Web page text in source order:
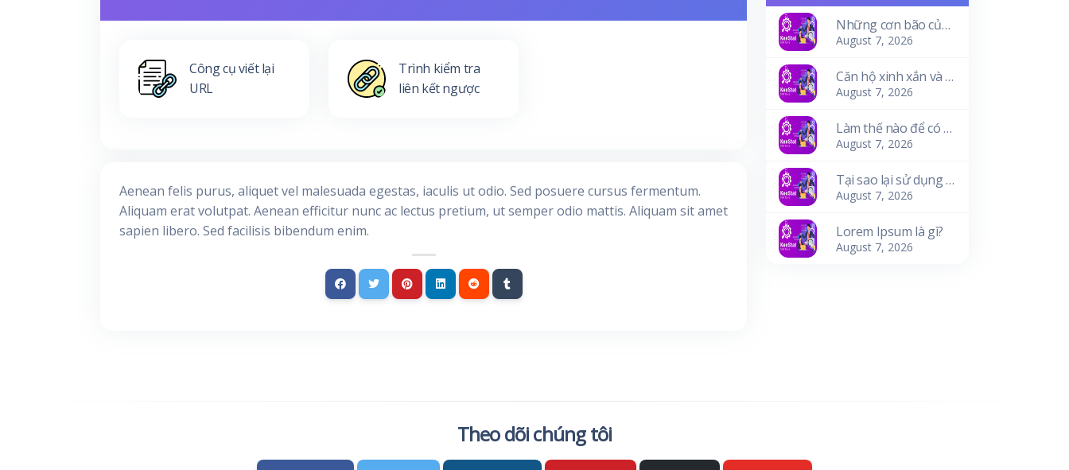
Công cụ viết lại
URL
Trình kiểm tra
liên kết ngược
Aenean felis purus, aliquet vel malesuada egestas, iaculis ut odio. Sed posuere cursus fermentum.
Aliquam erat volutpat. Aenean efficitur nunc ac lectus pretium, ut semper odio mattis. Aliquam sit amet
sapien libero. Sed facilisis bibendum enim.
Những cơn bão của sóng
August 7, 2026
Căn hộ xinh xắn và ấm cúng
August 7, 2026
Làm thế nào để có nó?
August 7, 2026
Tại sao lại sử dụng nó?
August 7, 2026
Lorem Ipsum là gì?
August 7, 2026
Theo dõi chúng tôi